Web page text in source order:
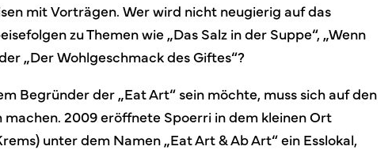
mit Vorträgen. Wer wird nicht neugierig auf das
zu Themen wie „Das Salz in der Suppe“, „Wenn
„Der Wohlgeschmack des Giftes“?
Begründer der „Eat Art“ sein möchte, muss sich auf den
2009 eröffnete Spoerri in dem kleinen Ort
unter dem Namen „Eat Art & Ab Art“ ein Esslokal,